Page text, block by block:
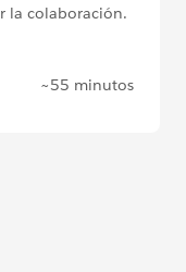
la colaboración.
~55 minutos